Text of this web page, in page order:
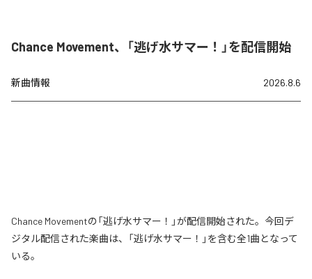
Chance Movement、「逃げ水サマー！」を配信開始
新曲情報 2026.8.6
Chance Movementの「逃げ水サマー！」が配信開始された。今回デ
ジタル配信された楽曲は、「逃げ水サマー！」を含む全1曲となって
いる。